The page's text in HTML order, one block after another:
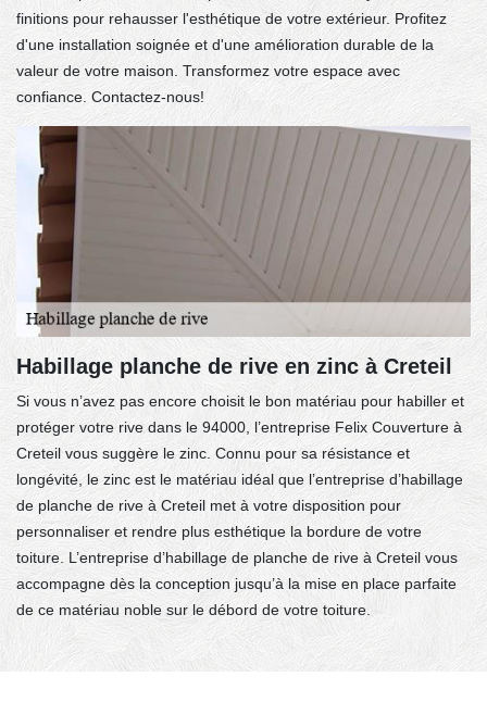
finitions pour rehausser l'esthétique de votre extérieur. Profitez
d'une installation soignée et d'une amélioration durable de la
valeur de votre maison. Transformez votre espace avec
confiance. Contactez-nous!
Habillage planche de rive en zinc à Creteil
Si vous n’avez pas encore choisit le bon matériau pour habiller et
protéger votre rive dans le 94000, l’entreprise Felix Couverture à
Creteil vous suggère le zinc. Connu pour sa résistance et
longévité, le zinc est le matériau idéal que l’entreprise d’habillage
de planche de rive à Creteil met à votre disposition pour
personnaliser et rendre plus esthétique la bordure de votre
toiture. L’entreprise d’habillage de planche de rive à Creteil vous
accompagne dès la conception jusqu’à la mise en place parfaite
de ce matériau noble sur le débord de votre toiture.